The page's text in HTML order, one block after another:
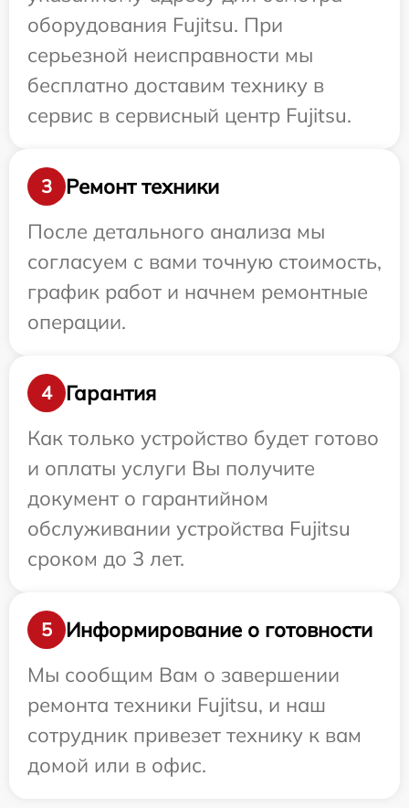
оборудования Fujitsu. При
серьезной неисправности мы
бесплатно доставим технику в
сервис в сервисный центр Fujitsu.
3
Ремонт техники
После детального анализа мы
согласуем с вами точную стоимость,
график работ и начнем ремонтные
операции.
4
Гарантия
Как только устройство будет готово
и оплаты услуги Вы получите
документ о гарантийном
обслуживании устройства Fujitsu
сроком до 3 лет.
5
Информирование о готовности
Мы сообщим Вам о завершении
ремонта техники Fujitsu, и наш
сотрудник привезет технику к вам
домой или в офис.